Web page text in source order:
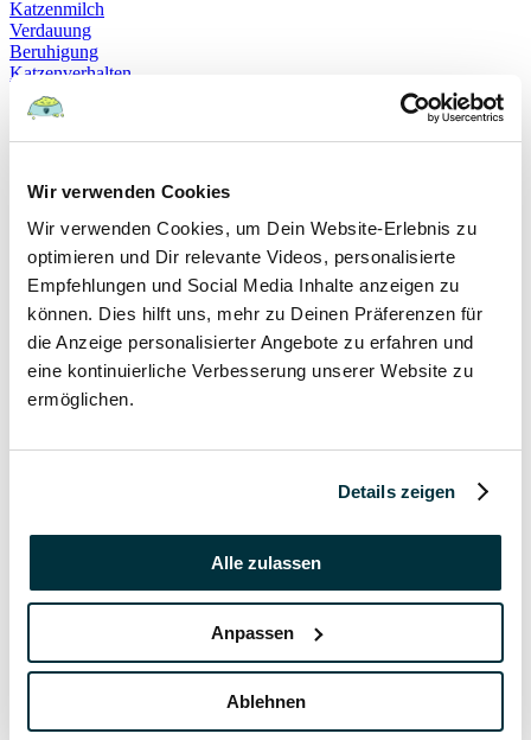
Wir verwenden Cookies
Wir verwenden Cookies, um Dein Website-Erlebnis zu
optimieren und Dir relevante Videos, personalisierte
Empfehlungen und Social Media Inhalte anzeigen zu
können. Dies hilft uns, mehr zu Deinen Präferenzen für
die Anzeige personalisierter Angebote zu erfahren und
eine kontinuierliche Verbesserung unserer Website zu
ermöglichen.
Details zeigen
Alle zulassen
Anpassen
Ablehnen
Katzenmilch
Verdauung
Beruhigung
Katzenverhalten
Schnurren
Selbstheilung
Gehorsam
Prüfung
Sachkundenachweis
Bloodhound
Hundesport
Mantrailing
Schäferhund
Schweißhund
exzessives Lecken
Impfen
Hauskatze
Katzenspielzeug
Kälte
Leinenpflicht
Schlaf